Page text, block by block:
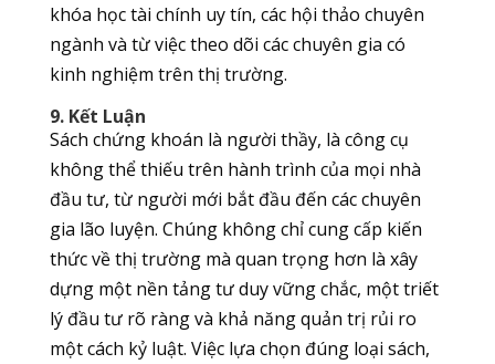
khóa học tài chính uy tín, các hội thảo chuyên
ngành và từ việc theo dõi các chuyên gia có
kinh nghiệm trên thị trường.
9. Kết Luận
Sách chứng khoán là người thầy, là công cụ
không thể thiếu trên hành trình của mọi nhà
đầu tư, từ người mới bắt đầu đến các chuyên
gia lão luyện. Chúng không chỉ cung cấp kiến
thức về thị trường mà quan trọng hơn là xây
dựng một nền tảng tư duy vững chắc, một triết
lý đầu tư rõ ràng và khả năng quản trị rủi ro
một cách kỷ luật. Việc lựa chọn đúng loại sách,